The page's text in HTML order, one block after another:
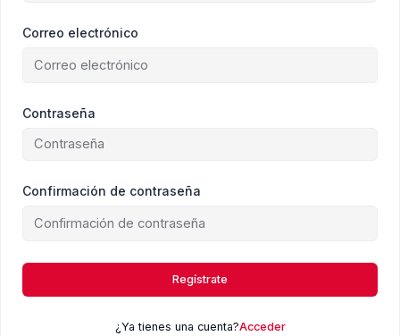
Correo electrónico
Contraseña
Confirmación de contraseña
Regístrate
¿Ya tienes una cuenta?Acceder